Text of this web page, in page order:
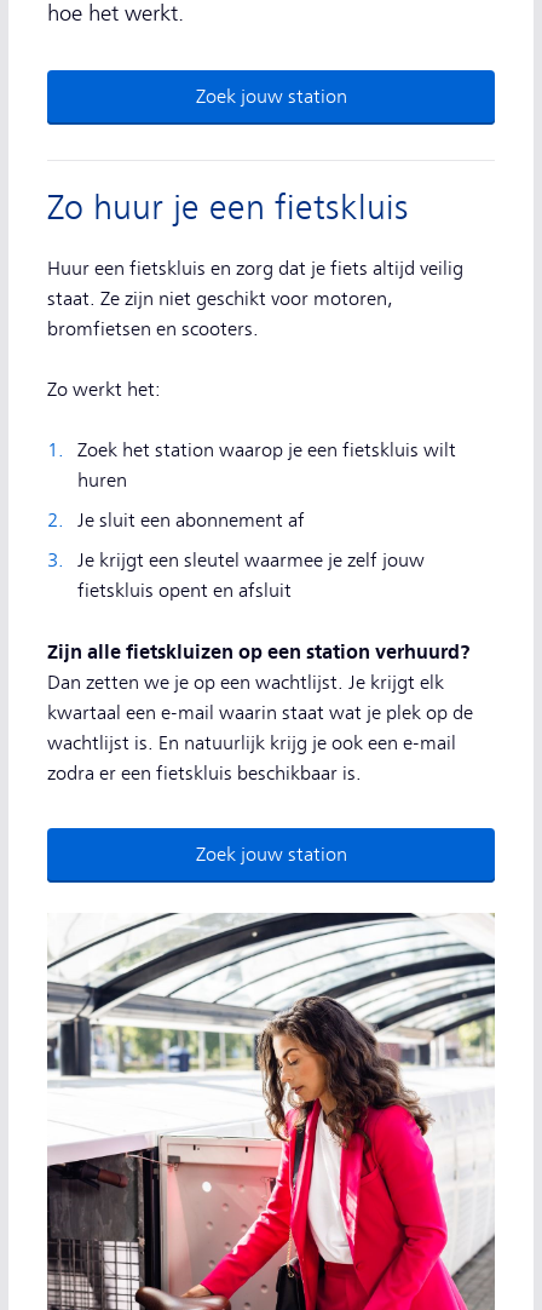
hoe het werkt.
Zoek jouw station
Zo huur je een fietskluis
Huur een fietskluis en zorg dat je fiets altijd veilig
staat. Ze zijn niet geschikt voor motoren,
bromfietsen en scooters.
Zo werkt het:
Zoek het station waarop je een fietskluis wilt
huren
Je sluit een abonnement af
Je krijgt een sleutel waarmee je zelf jouw
fietskluis opent en afsluit
Zijn alle fietskluizen op een station verhuurd?
Dan zetten we je op een wachtlijst. Je krijgt elk
kwartaal een e-mail waarin staat wat je plek op de
wachtlijst is. En natuurlijk krijg je ook een e-mail
zodra er een fietskluis beschikbaar is.
Zoek jouw station